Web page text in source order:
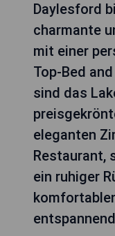
Daylesford
charmante
mit einer
Top-Bed
sind das
eleganten
Restaurant,
ein ruhiger